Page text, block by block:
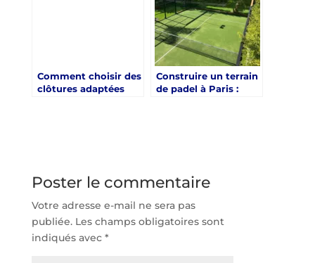
Comment choisir des
clôtures adaptées
Construire un terrain
de padel à Paris :
fonctionnel
Poster le commentaire
Votre adresse e-mail ne sera pas
publiée. Les champs obligatoires sont
indiqués avec *